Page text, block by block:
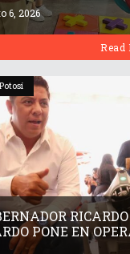
6, 2026
Read
RICARDO
PONE EN